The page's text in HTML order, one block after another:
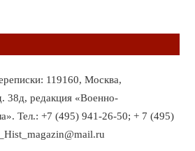
119160, Москва,
38д, редакция «Военно-
Тел.: +7 (495) 941-26-50; + 7 (495)